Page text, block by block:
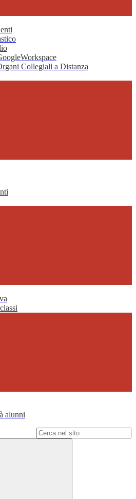
Collegiali a Distanza
alunni